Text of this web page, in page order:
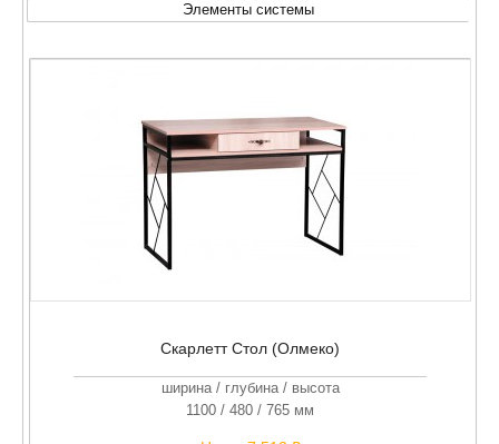
Элементы системы
Скарлетт Стол (Олмеко)
ширина / глубина / высота
1100 / 480 / 765 мм